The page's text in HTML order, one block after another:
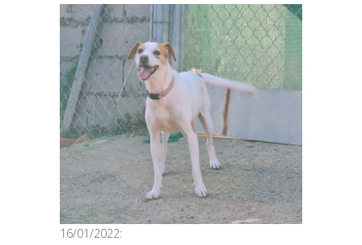
16/01/2022: